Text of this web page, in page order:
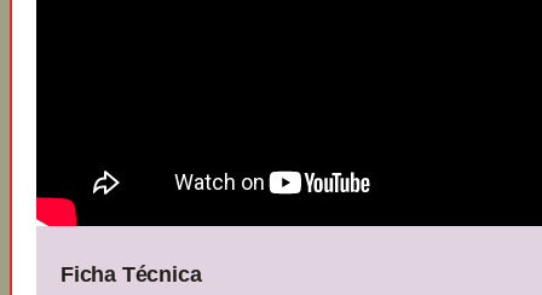
Ficha Técnica